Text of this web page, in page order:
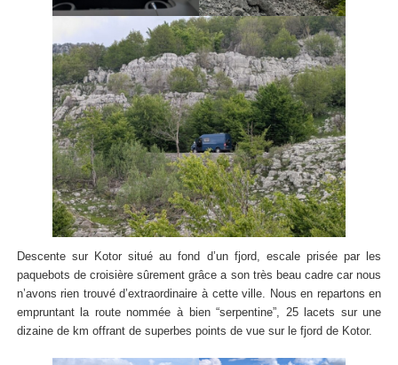
Descente sur Kotor situé au fond d’un fjord, escale prisée par les
paquebots de croisière sûrement grâce a son très beau cadre car nous
n’avons rien trouvé d’extraordinaire à cette ville. Nous en repartons en
empruntant la route nommée à bien “serpentine”, 25 lacets sur une
dizaine de km offrant de superbes points de vue sur le fjord de Kotor.